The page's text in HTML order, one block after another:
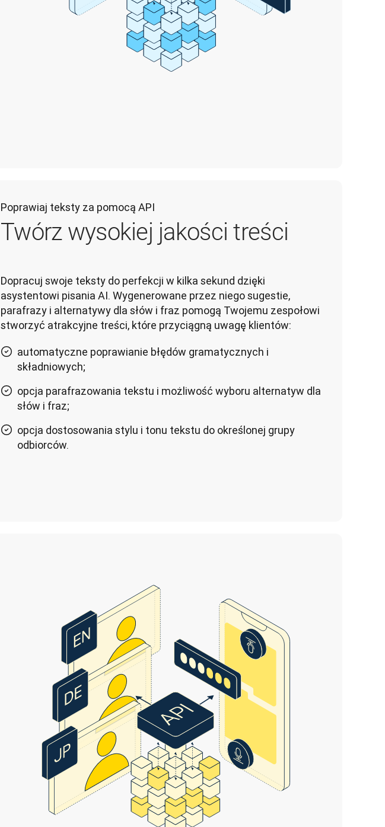
Poprawiaj teksty za pomocą API
Twórz wysokiej jakości treści
Dopracuj swoje teksty do perfekcji w kilka sekund dzięki
asystentowi pisania AI. Wygenerowane przez niego sugestie,
parafrazy i alternatywy dla słów i fraz pomogą Twojemu zespołowi
stworzyć atrakcyjne treści, które przyciągną uwagę klientów:
automatyczne poprawianie błędów gramatycznych i
składniowych;
opcja parafrazowania tekstu i możliwość wyboru alternatyw dla
słów i fraz;
opcja dostosowania stylu i tonu tekstu do określonej grupy
odbiorców.